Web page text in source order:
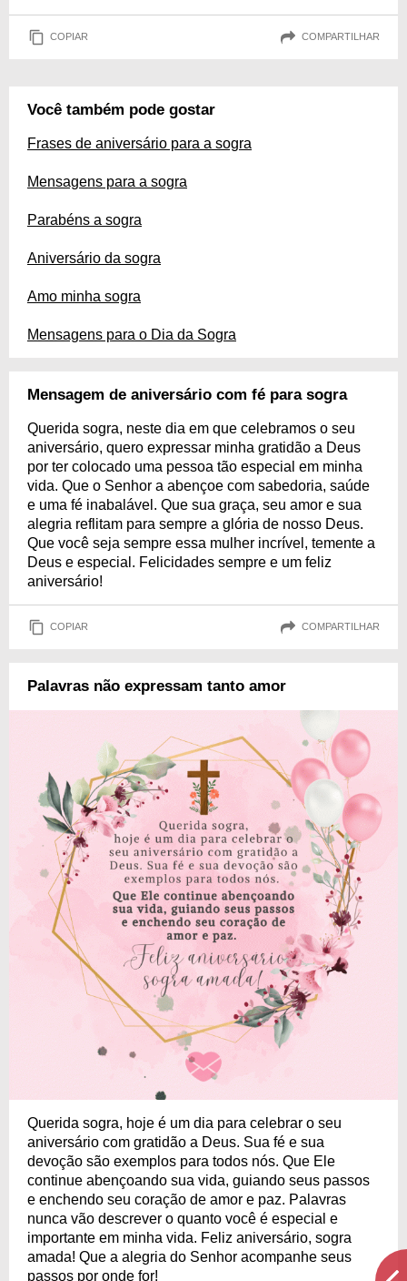
COPIAR COMPARTILHAR
Você também pode gostar
Frases de aniversário para a sogra
Mensagens para a sogra
Parabéns a sogra
Aniversário da sogra
Amo minha sogra
Mensagens para o Dia da Sogra
Mensagem de aniversário com fé para sogra
Querida sogra, neste dia em que celebramos o seu
aniversário, quero expressar minha gratidão a Deus
por ter colocado uma pessoa tão especial em minha
vida. Que o Senhor a abençoe com sabedoria, saúde
e uma fé inabalável. Que sua graça, seu amor e sua
alegria reflitam para sempre a glória de nosso Deus.
Que você seja sempre essa mulher incrível, temente a
Deus e especial. Felicidades sempre e um feliz
aniversário!
COPIAR COMPARTILHAR
Palavras não expressam tanto amor
Querida sogra, hoje é um dia para celebrar o seu
aniversário com gratidão a Deus. Sua fé e sua
devoção são exemplos para todos nós. Que Ele
continue abençoando sua vida, guiando seus passos
e enchendo seu coração de amor e paz. Palavras
nunca vão descrever o quanto você é especial e
importante em minha vida. Feliz aniversário, sogra
amada! Que a alegria do Senhor acompanhe seus
passos por onde for!